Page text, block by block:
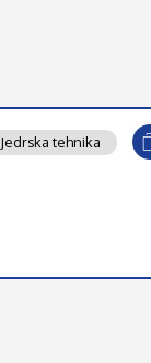
Jedrska tehnika